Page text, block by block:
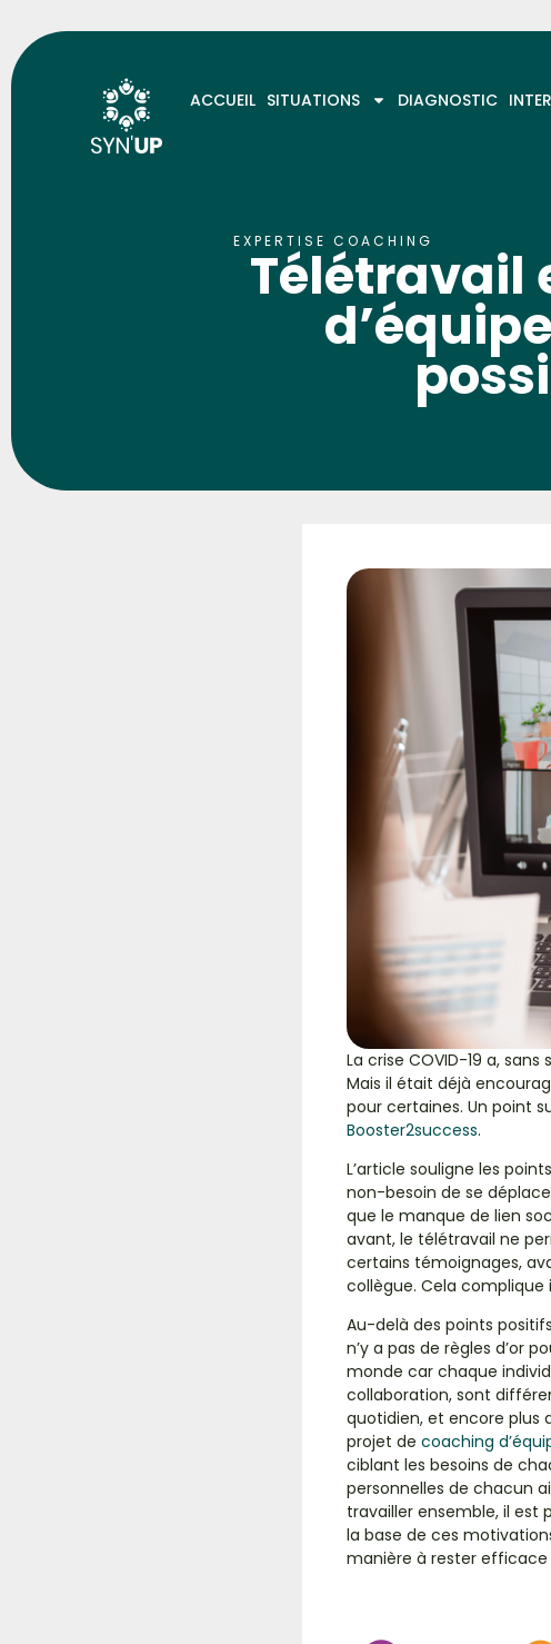
ACCUEIL SITUATIONS DIAGNOSTIC
EXPERTISE COACHING
Télétravail
La crise COVID-19 a,
Mais il était déjà
pour certaines. Un point
Booster2success.
L’article souligne les
non-besoin de se
que le manque de lien
avant, le télétravail ne
certains témoignages,
collègue. Cela
Au-delà des points
n’y a pas de règles d’or
monde car chaque
collaboration, sont
quotidien, et encore plus
projet de coaching
ciblant les besoins de
personnelles de chacun
travailler ensemble, il est
la base de ces
manière à rester